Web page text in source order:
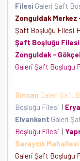
Filesi Galeri Şaft
Zonguldak
Şaft Boşluğu Filesi
Şaft Boşluğu Filesi
Zonguldak -
Galeri Şaft Boşluğu
Sincan Galeri Şaft
Boşluğu Filesi |
Elvankent Galeri
Boşluğu Filesi |
Saraycık Mahallesi
Galeri Şaft Boşluğu